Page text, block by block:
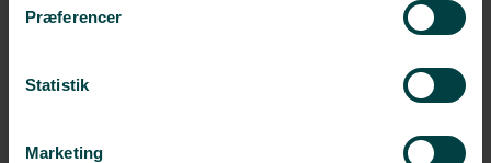
Præferencer
Statistik
Marketing